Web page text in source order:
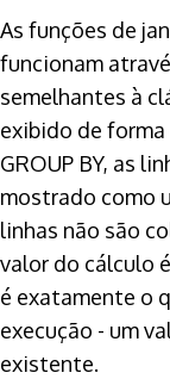
As funções de
funcionam
semelhantes à
exibido de
GROUP BY, as
mostrado como
linhas não são
valor do cálculo
é exatamente o
execução - um
existente.